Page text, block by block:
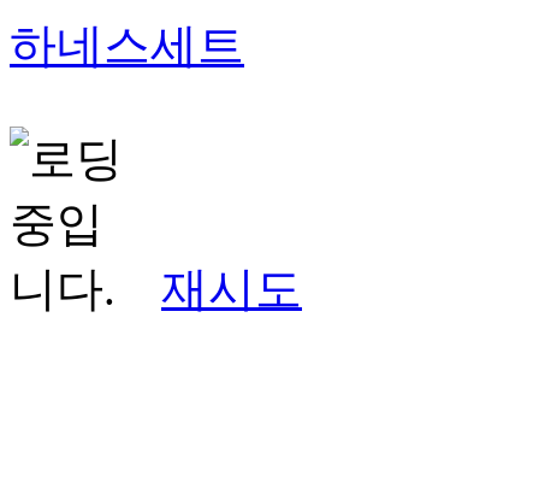
하네스세트
재시도